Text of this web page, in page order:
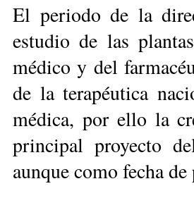
El periodo de la
estudio de las
médico y del
de la terapéutica
médica, por ello la
principal proyecto
aunque como fecha